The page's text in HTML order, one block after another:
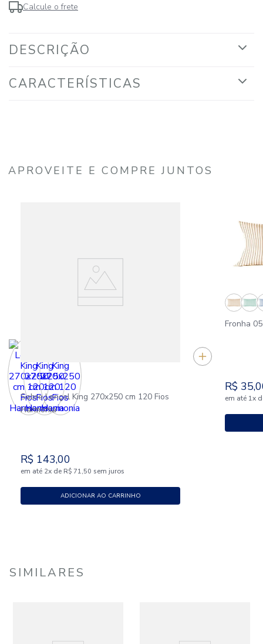
Calcule o frete
DESCRIÇÃO
CARACTERÍSTICAS
APROVEITE E COMPRE JUNTOS
Sobre Lençol King 270x250 cm 120 Fios
Harmonia
R$ 143,00
em até 2x de R$ 71,50 sem juros
ADICIONAR AO CARRINHO
Fronha
R$ 35,
em até 1x
SIMILARES